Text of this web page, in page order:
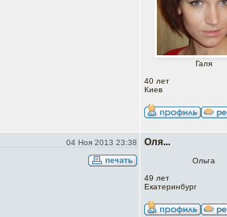
Галя
40 лет
Киев
04 Ноя 2013 23:38 Оля...
Ольга
49 лет
Екатеринбург